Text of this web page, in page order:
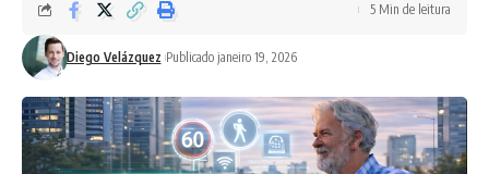
Diego Velázquez Publicado janeiro 19, 2026
5 Min de leitura